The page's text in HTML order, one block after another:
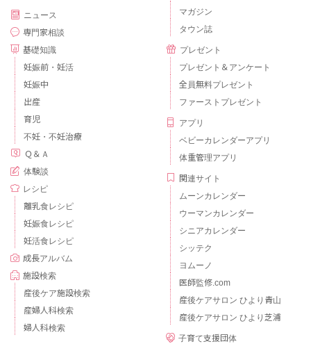
ニュース
専門家相談
基礎知識
妊娠前・妊活
妊娠中
出産
育児
不妊・不妊治療
Ｑ＆Ａ
体験談
レシピ
離乳食レシピ
妊娠食レシピ
妊活食レシピ
成長アルバム
施設検索
産後ケア施設検索
産婦人科検索
婦人科検索
マガジン
タウン誌
プレゼント
プレゼント＆アンケート
全員無料プレゼント
ファーストプレゼント
アプリ
ベビーカレンダーアプリ
体重管理アプリ
関連サイト
ムーンカレンダー
ウーマンカレンダー
シニアカレンダー
シッテク
ヨムーノ
医師監修.com
産後ケアサロン ひより青山
産後ケアサロン ひより芝浦
子育て支援団体